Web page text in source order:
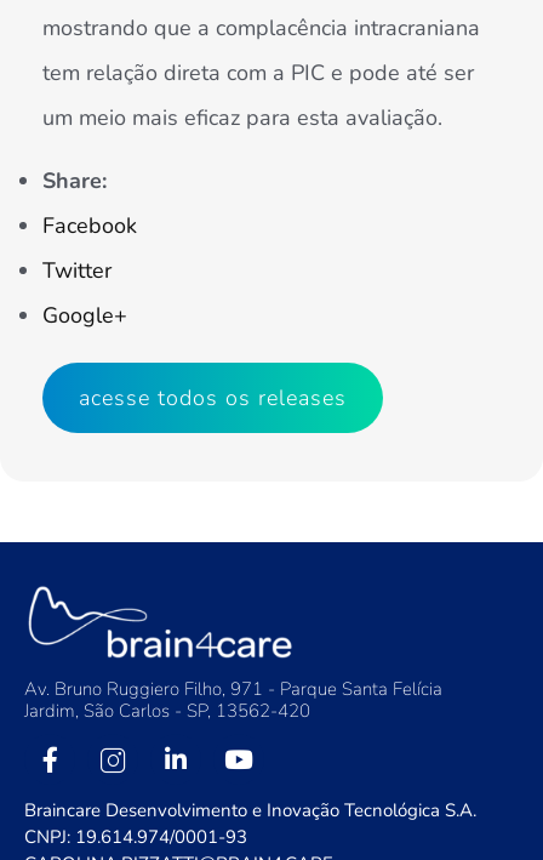
mostrando que a complacência intracraniana
tem relação direta com a PIC e pode até ser
um meio mais eficaz para esta avaliação.
Share:
Facebook
Twitter
Google+
acesse todos os releases
Av. Bruno Ruggiero Filho, 971 - Parque Santa Felícia
Jardim, São Carlos - SP, 13562-420
Braincare Desenvolvimento e Inovação Tecnológica S.A.
CNPJ: 19.614.974/0001-93